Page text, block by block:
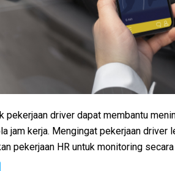
pekerjaan driver dapat membantu
jam kerja. Mengingat pekerjaan driver
pekerjaan HR untuk monitoring